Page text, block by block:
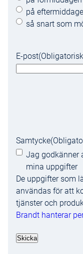
på
så snart som
E-post
Samtycke
Jag godkänner
mina uppgifter
De uppgifter som
användas för att
tjänster och
Brandt hanterar